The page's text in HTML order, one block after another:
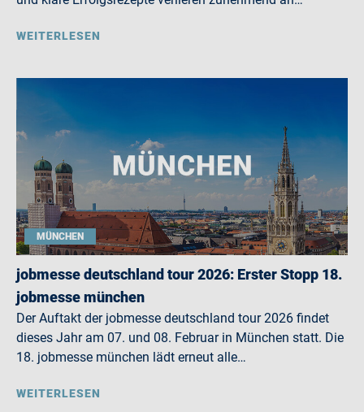
WEITERLESEN
MÜNCHEN
jobmesse deutschland tour 2026: Erster Stopp 18.
jobmesse münchen
Der Auftakt der jobmesse deutschland tour 2026 findet
dieses Jahr am 07. und 08. Februar in München statt. Die
18. jobmesse münchen lädt erneut alle…
WEITERLESEN